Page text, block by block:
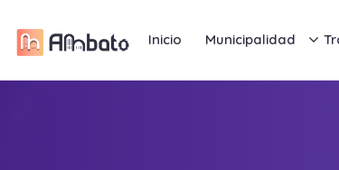
Inicio Municipalidad